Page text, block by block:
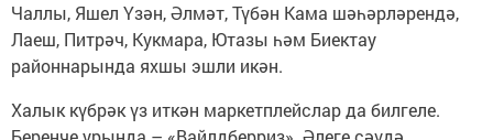
Чаллы, Яшел Үзән, Әлмәт, Түбән Кама шәһәрләрендә,
Лаеш, Питрәч, Кукмара, Ютазы һәм Биектау
районнарында яхшы эшли икән.
Халык күбрәк үз иткән маркетплейслар да билгеле.